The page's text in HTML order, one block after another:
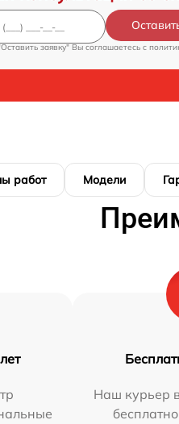
заявку" Вы соглашаетесь c
работ Модели
Наш курьер